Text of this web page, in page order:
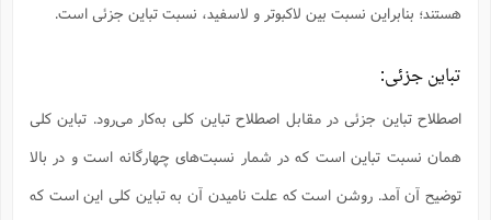
هستند؛ بنابراین نسبت بین لاکبوتر و لاسفید، نسبت تباین جزئی است.
تباین جزئی:
اصطلاح تباین جزئی در مقابل اصطلاح تباین کلی به‌کار می‌رود. تباین کلی
همان نسبت تباین است که در شمار نسبت‌های چهارگانه است و در بالا
توضیح آن آمد. روشن است که علت نامیدن آن به تباین کلی این است که